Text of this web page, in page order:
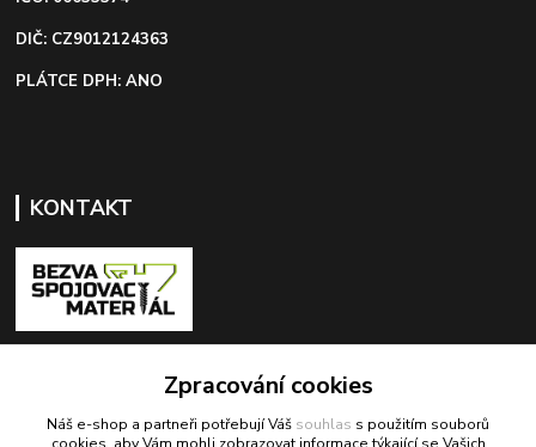
DIČ: CZ9012124363
PLÁTCE DPH: ANO
KONTAKT
+420 603 418 822
odbyt@bezva-spojovacimaterial.cz
Zpracování cookies
Náš e-shop a partneři potřebují Váš souhlas s použitím souborů